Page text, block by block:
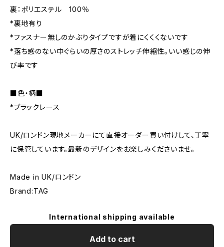
裏：ポリエステル 100％
*裏地有り
*ファスナー無しのかぶりタイプですが着にくくくないです
*落ち感のない中ぐらいの厚さのストレッチ伸縮性。いい感じの伸
び率です
■色・柄■
*ブラックレース
UK/ロンドン現地メーカーにて直接オーダー買い付けして、丁寧
に保管しています。最新のデザインをお楽しみくださいませ。
Made in UK/ロンドン
Brand:TAG
International shipping available
Add to cart